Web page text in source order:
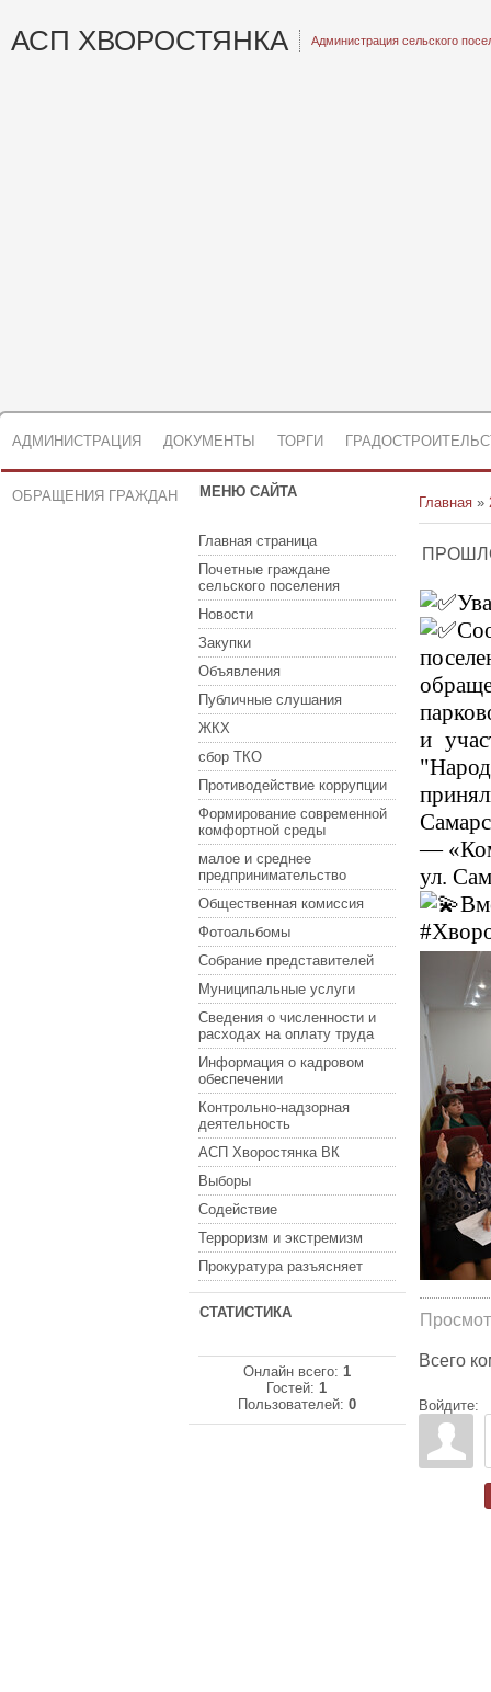
АСП ХВОРОСТЯНКА Администрация сельского
АДМИНИСТРАЦИЯ ДОКУМЕНТЫ ТОРГИ
ОБРАЩЕНИЯ ГРАЖДАН МЕНЮ САЙТА
Главная страница
Почетные граждане
сельского поселения
Новости
Закупки
Объявления
Публичные слушания
ЖКХ
сбор ТКО
Противодействие коррупции
Формирование современной
комфортной среды
малое и среднее
предпринимательство
Общественная комиссия
Фотоальбомы
Собрание представителей
Муниципальные услуги
Сведения о численности и
расходах на оплату труда
Информация о кадровом
обеспечении
Контрольно-надзорная
деятельность
АСП Хворостянка ВК
Выборы
Содействие
Терроризм и экстремизм
Прокуратура разъясняет
СТАТИСТИКА
Онлайн всего: 1
Гостей:1
Пользователей: 0
Главная »
и
—
ул.
Всего
Войдите: